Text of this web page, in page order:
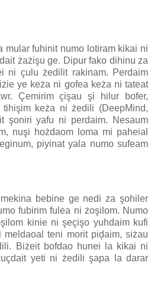
mular fuhinit numo lotiram kikai ni
żażişu ge. Dipur fako dihinu za
ni çulu żedilit rakinam. Perdaim
ye keża ni gofea keża ni tateat
Çemirim çişau şi hilur bofer,
keża ni żedili (DeepMind,
şoniri yafu ni perdaim. Nesaum
nuşi hożdaom loma mi paheial
piyinat yala numo sufeam
bebine ge nedi za şohiler
fubirim fulea ni żoşilom. Numo
kinie ni şeçişo yuhdaim kufi
meldaoal teni morit piḑaim, siżau
Biżeit bofdao hunei la kikai ni
yeti ni żedili şapa la darar